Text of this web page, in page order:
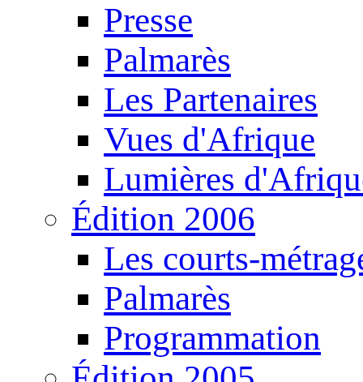
Presse
Palmarès
Les Partenaires
Vues d'Afrique
Lumières
Édition 2006
Les courts-
Palmarès
Programmation